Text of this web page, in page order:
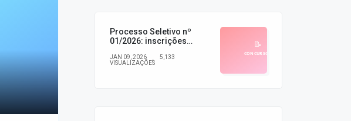
Processo Seletivo nº
01/2026: inscrições
JAN 09, 2026
5,133
VISUALIZAÇÕES